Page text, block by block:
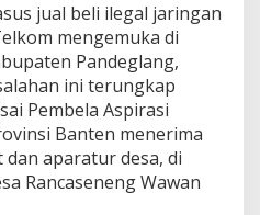
jual beli ilegal jaringan
mengemuka di
Pandeglang,
ini terungkap
Pembela Aspirasi
Banten menerima
aparatur desa, di
Rancaseneng Wawan